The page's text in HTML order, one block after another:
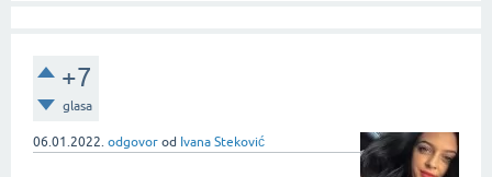
+7
glasa
06.01.2022. odgovor od Ivana Steković